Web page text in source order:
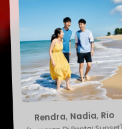
Rendra, Nadia, Rio